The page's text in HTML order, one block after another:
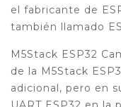
el fabricante de
también llamado
M5Stack ESP32
de la M5Stack
adicional, pero en